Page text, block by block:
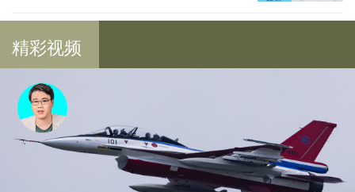
精彩视频